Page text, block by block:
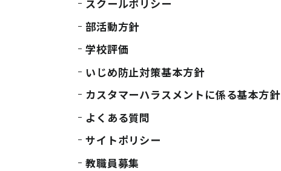
スクールポリシー
部活動方針
学校評価
いじめ防止対策基本方針
カスタマーハラスメントに係る基本方針
よくある質問
サイトポリシー
教職員募集